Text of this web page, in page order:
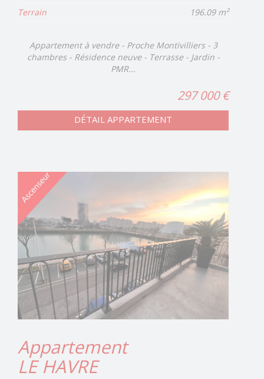
Terrain
196.09 m²
Appartement à vendre - Proche Montivilliers - 3
chambres - Résidence neuve - Terrasse - Jardin -
PMR...
297 000 €
DÉTAIL APPARTEMENT
Appartement
LE HAVRE